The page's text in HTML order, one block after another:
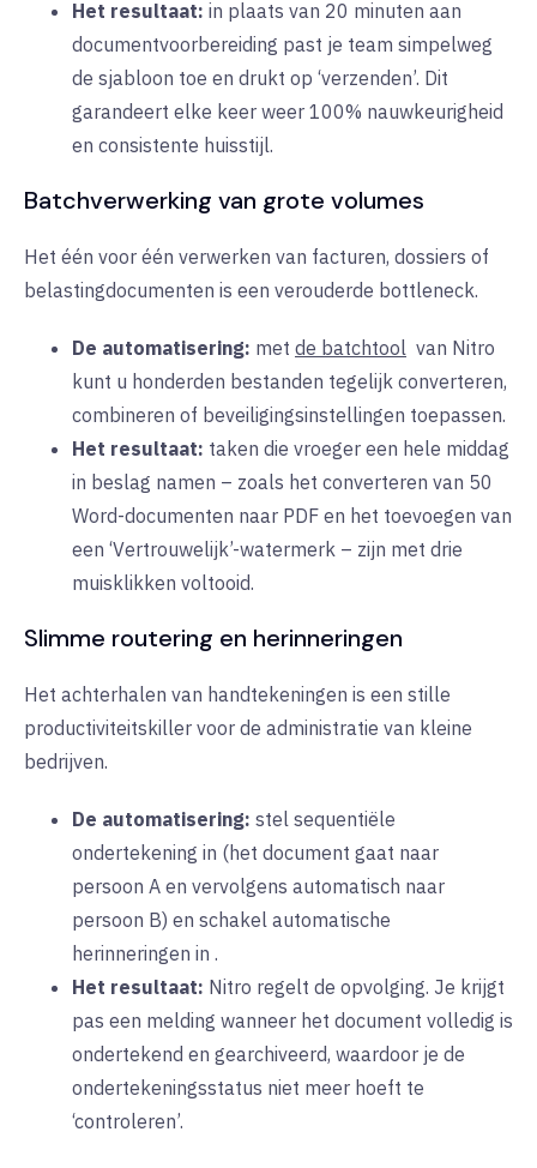
Het resultaat: in plaats van 20 minuten aan
documentvoorbereiding past je team simpelweg
de sjabloon toe en drukt op ‘verzenden’. Dit
garandeert elke keer weer 100% nauwkeurigheid
en consistente huisstijl.
Batchverwerking van grote volumes
Het één voor één verwerken van facturen, dossiers of
belastingdocumenten is een verouderde bottleneck.
De automatisering: met de batchtool van Nitro
kunt u honderden bestanden tegelijk converteren,
combineren of beveiligingsinstellingen toepassen.
Het resultaat: taken die vroeger een hele middag
in beslag namen – zoals het converteren van 50
Word-documenten naar PDF en het toevoegen van
een ‘Vertrouwelijk’-watermerk – zijn met drie
muisklikken voltooid.
Slimme routering en herinneringen
Het achterhalen van handtekeningen is een stille
productiviteitskiller voor de administratie van kleine
bedrijven.
De automatisering: stel sequentiële
ondertekening in (het document gaat naar
persoon A en vervolgens automatisch naar
persoon B) en schakel automatische
herinneringen in .
Het resultaat: Nitro regelt de opvolging. Je krijgt
pas een melding wanneer het document volledig is
ondertekend en gearchiveerd, waardoor je de
ondertekeningsstatus niet meer hoeft te
‘controleren’.